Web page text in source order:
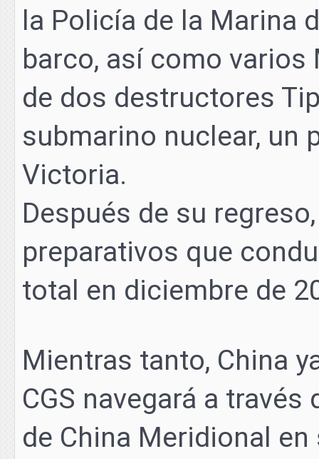
la Policía de la Marina
barco, así como varios
de dos destructores
submarino nuclear, un
Victoria.
Después de su
preparativos que
total en diciembre de
Mientras tanto, China
CGS navegará a
de China Meridional